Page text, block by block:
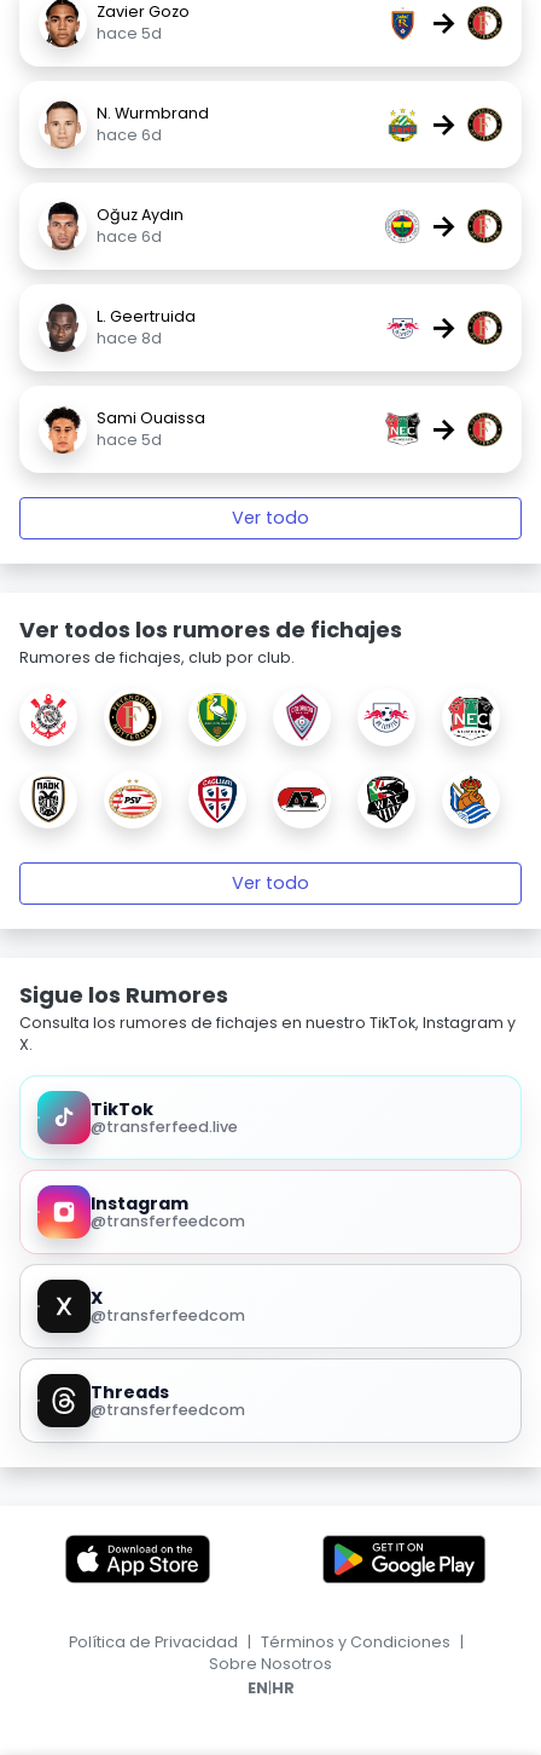
Zavier Gozo
hace 5d
→
N. Wurmbrand
hace 6d
→
Oğuz Aydın
hace 6d
→
L. Geertruida
hace 8d
→
Sami Ouaissa
hace 5d
→
Ver todo
Ver todos los rumores de fichajes
Rumores de fichajes, club por club.
Ver todo
Sigue los Rumores
Consulta los rumores de fichajes en nuestro TikTok, Instagram y
X.
TikTok
@transferfeed.live
Instagram
@transferfeedcom
X
@transferfeedcom
Threads
@transferfeedcom
Política de Privacidad | Términos y Condiciones |
Sobre Nosotros
EN|HR